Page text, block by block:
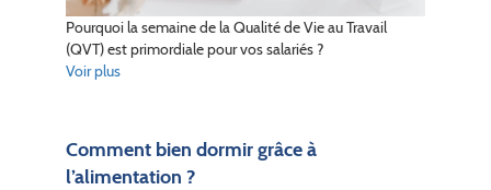
Pourquoi la semaine de la Qualité de Vie au Travail
(QVT) est primordiale pour vos salariés ?
Voir plus
Comment bien dormir grâce à
l’alimentation ?